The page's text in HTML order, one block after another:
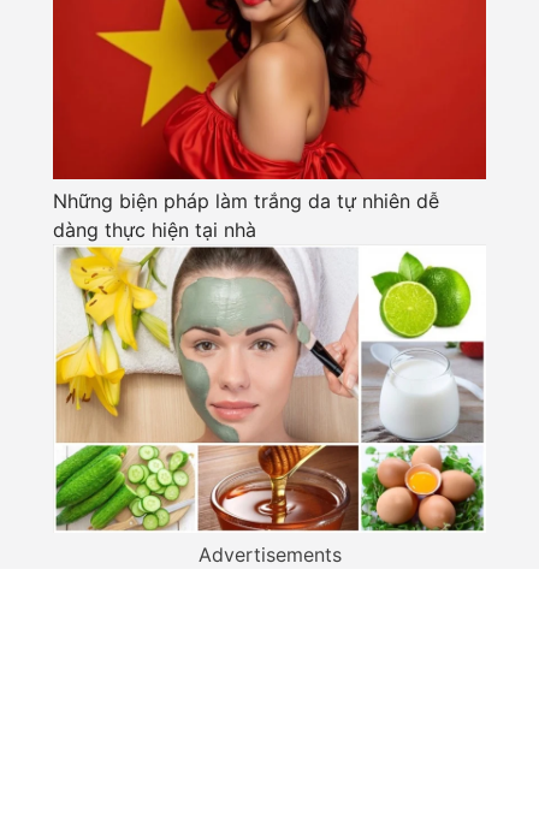
Những biện pháp làm trắng da tự nhiên dễ
dàng thực hiện tại nhà
Advertisements